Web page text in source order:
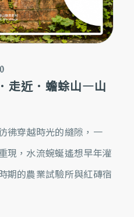
走近．蟾蜍山—山
彿穿越時光的縫隙，一
現，水流蜿蜒遙想早年灌
期的農業試驗所與紅磚宿